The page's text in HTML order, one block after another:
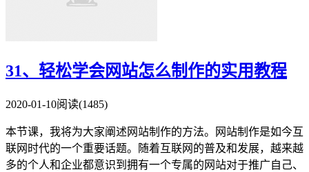
31、轻松学会网站怎么制作的实用教程
2020-01-10阅读(1485)
本节课，我将为大家阐述网站制作的方法。网站制作是如今互
联网时代的一个重要话题。随着互联网的普及和发展，越来越
多的个人和企业都意识到拥有一个专属的网站对于推广自己、